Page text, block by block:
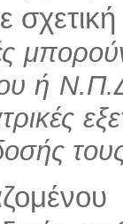
ή